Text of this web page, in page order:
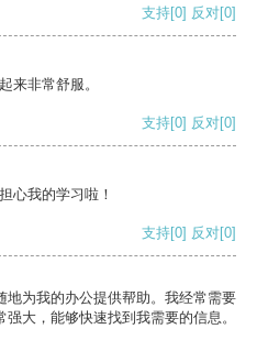
支持[0] 反对[0]
来非常舒服。
支持[0] 反对[0]
心我的学习啦！
支持[0] 反对[0]
地为我的办公提供帮助。我经常需要
大，能够快速找到我需要的信息。